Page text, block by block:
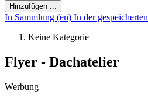
Hinzufügen ...
In Sammlung (en) In der gespeicherten
Keine Kategorie
Flyer - Dachatelier
Werbung